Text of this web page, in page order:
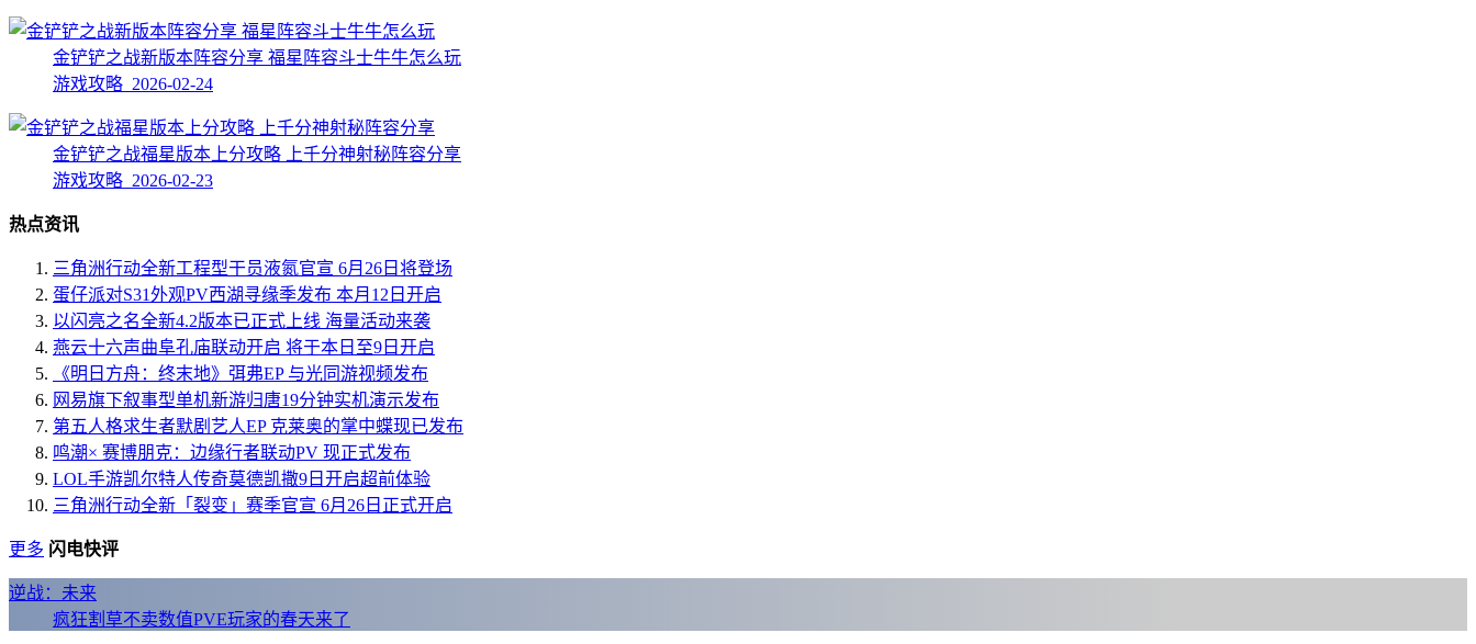
金铲铲之战新版本阵容分享 福星阵容斗士牛牛怎么玩
游戏攻略 2026-02-24
金铲铲之战福星版本上分攻略 上千分神射秘阵容分享
游戏攻略 2026-02-23
热点资讯
三角洲行动全新工程型干员液氮官宣 6月26日将登场
蛋仔派对S31外观PV西湖寻缘季发布 本月12日开启
以闪亮之名全新4.2版本已正式上线 海量活动来袭
燕云十六声曲阜孔庙联动开启 将于本日至9日开启
《明日方舟：终末地》弭弗EP 与光同游视频发布
网易旗下叙事型单机新游归唐19分钟实机演示发布
第五人格求生者默剧艺人EP 克莱奥的掌中蝶现已发布
鸣潮× 赛博朋克：边缘行者联动PV 现正式发布
LOL手游凯尔特人传奇莫德凯撒9日开启超前体验
三角洲行动全新「裂变」赛季官宣 6月26日正式开启
更多 闪电快评
逆战：未来
疯狂割草不卖数值PVE玩家的春天来了